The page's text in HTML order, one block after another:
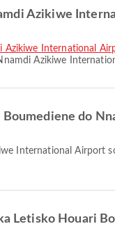
Azikiwe
Azikiwe International
Azikiwe
do
Letisko Houari